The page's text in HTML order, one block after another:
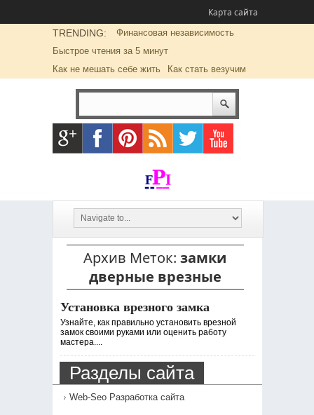
Карта сайта
TRENDING:
Финансовая независимость
Быстрое чтения за 5 минут
Как не мешать себе жить
Как стать везучим
Архив Меток: замки
дверные врезные
Установка врезного замка
Узнайте, как правильно установить врезной
замок своими руками или оценить работу
мастера....
Разделы сайта
Web-Seo Разработка сайта